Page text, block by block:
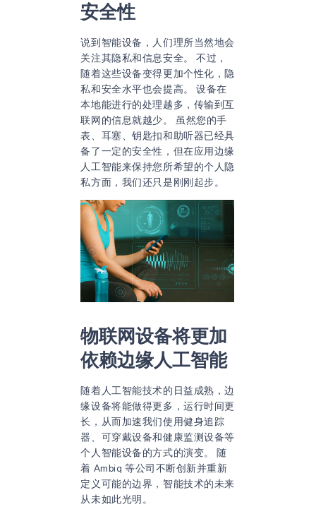
安全性
说到智能设备，人们理所当然地会
关注其隐私和信息安全。 不过，
随着这些设备变得更加个性化，隐
私和安全水平也会提高。 设备在
本地能进行的处理越多，传输到互
联网的信息就越少。 虽然您的手
表、耳塞、钥匙扣和助听器已经具
备了一定的安全性，但在应用边缘
人工智能来保持您所希望的个人隐
私方面，我们还只是刚刚起步。
物联网设备将更加
依赖边缘人工智能
随着人工智能技术的日益成熟，边
缘设备将能做得更多，运行时间更
长，从而加速我们使用健身追踪
器、可穿戴设备和健康监测设备等
个人智能设备的方式的演变。 随
着 Ambiq 等公司不断创新并重新
定义可能的边界，智能技术的未来
从未如此光明。